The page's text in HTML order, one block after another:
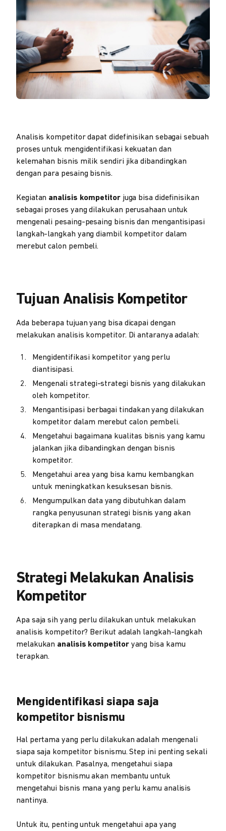
Analisis kompetitor dapat didefinisikan sebagai sebuah
proses untuk mengidentifikasi kekuatan dan
kelemahan bisnis milik sendiri jika dibandingkan
dengan para pesaing bisnis.
Kegiatan analisis kompetitorjuga bisa didefinisikan
sebagai proses yang dilakukan perusahaan untuk
mengenali pesaing-pesaing bisnis dan mengantisipasi
langkah-langkah yang diambil kompetitor dalam
merebut calon pembeli.
Tujuan Analisis Kompetitor
Ada beberapa tujuan yang bisa dicapai dengan
melakukan analisis kompetitor. Di antaranya adalah:
Mengidentifikasi kompetitor yang perlu
diantisipasi.
Mengenali strategi-strategi bisnis yang dilakukan
oleh kompetitor.
Mengantisipasi berbagai tindakan yang dilakukan
kompetitor dalam merebut calon pembeli.
Mengetahui bagaimana kualitas bisnis yang kamu
jalankan jika dibandingkan dengan bisnis
kompetitor.
Mengetahui area yang bisa kamu kembangkan
untuk meningkatkan kesuksesan bisnis.
Mengumpulkan data yang dibutuhkan dalam
rangka penyusunan strategi bisnis yang akan
diterapkan di masa mendatang.
Strategi Melakukan Analisis
Kompetitor
Apa saja sih yang perlu dilakukan untuk melakukan
analisis kompetitor? Berikut adalah langkah-langkah
melakukan analisis kompetitoryang bisa kamu
terapkan.
Mengidentifikasi siapa saja
kompetitor bisnismu
Hal pertama yang perlu dilakukan adalah mengenali
siapa saja kompetitor bisnismu. Step ini penting sekali
untuk dilakukan. Pasalnya, mengetahui siapa
kompetitor bisnismu akan membantu untuk
mengetahui bisnis mana yang perlu kamu analisis
nantinya.
Untuk itu, penting untuk mengetahui apa yang